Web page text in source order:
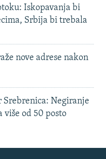
Iskopavanja bi
Srbija bi trebala
nove adrese nakon
Negiranje
više od 50 posto